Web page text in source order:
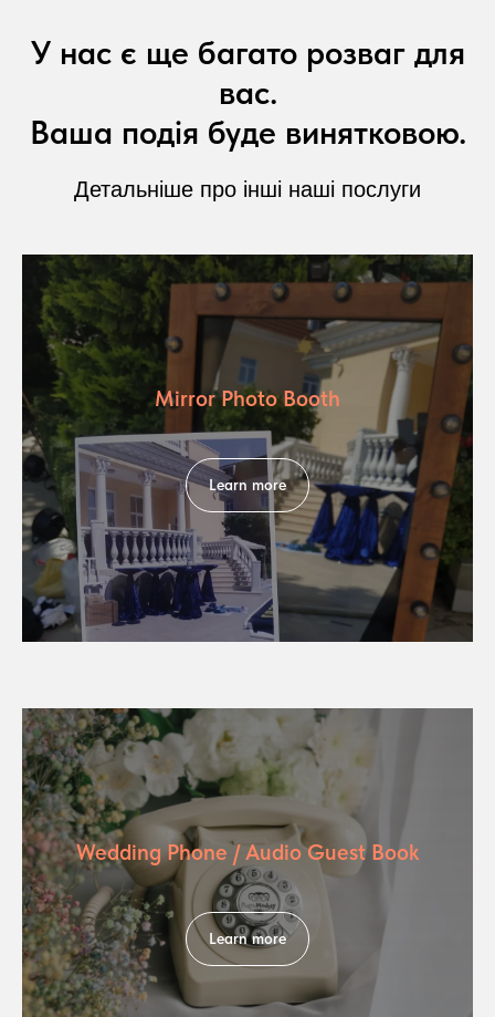
У нас є ще багато розваг для
вас.
Ваша подія буде винятковою.
Детальніше про інші наші послуги
Mirror Photo Booth
Learn more
Wedding Phone / Audio Guest Book
Learn more